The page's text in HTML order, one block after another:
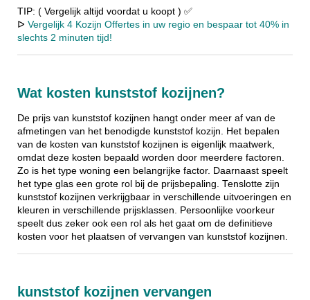
TIP: ( Vergelijk altijd voordat u koopt ) ✅
ᐅ Vergelijk 4 Kozijn Offertes in uw regio en bespaar tot 40% in
slechts 2 minuten tijd!
Wat kosten kunststof kozijnen?
De prijs van kunststof kozijnen hangt onder meer af van de
afmetingen van het benodigde kunststof kozijn. Het bepalen
van de kosten van kunststof kozijnen is eigenlijk maatwerk,
omdat deze kosten bepaald worden door meerdere factoren.
Zo is het type woning een belangrijke factor. Daarnaast speelt
het type glas een grote rol bij de prijsbepaling. Tenslotte zijn
kunststof kozijnen verkrijgbaar in verschillende uitvoeringen en
kleuren in verschillende prijsklassen. Persoonlijke voorkeur
speelt dus zeker ook een rol als het gaat om de definitieve
kosten voor het plaatsen of vervangen van kunststof kozijnen.
kunststof kozijnen vervangen